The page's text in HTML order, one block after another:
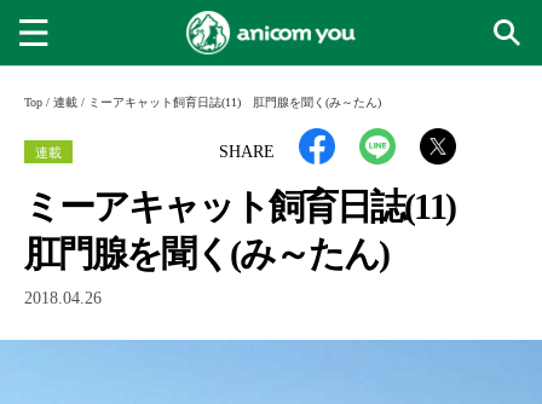
Top / 連載 / ミーアキャット飼育日誌(11) 肛門腺を聞く(み～たん)
SHARE
連載
ミーアキャット飼育日誌(11)
肛門腺を聞く(み～たん)
2018.04.26